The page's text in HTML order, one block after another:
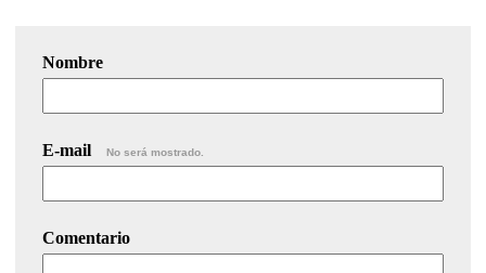
Nombre
E-mail No será mostrado.
Comentario